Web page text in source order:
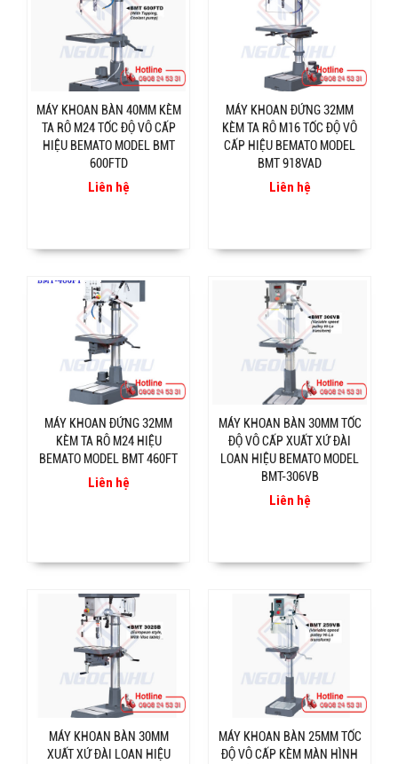
MÁY KHOAN BÀN 40MM KÈM
TA RÔ M24 TỐC ĐỘ VÔ CẤP
HIỆU BEMATO MODEL BMT
600FTD
Liên hệ
MÁY KHOAN ĐỨNG 32MM
KÈM TA RÔ M16 TỐC ĐỘ VÔ
CẤP HIỆU BEMATO MODEL
BMT 918VAD
Liên hệ
MÁY KHOAN ĐỨNG 32MM
KÈM TA RÔ M24 HIỆU
BEMATO MODEL BMT 460FT
Liên hệ
MÁY KHOAN BÀN 30MM TỐC
ĐỘ VÔ CẤP XUẤT XỨ ĐÀI
LOAN HIỆU BEMATO MODEL
BMT-306VB
Liên hệ
MÁY KHOAN BÀN 30MM
XUẤT XỨ ĐÀI LOAN HIỆU
MÁY KHOAN BÀN 25MM TỐC
ĐỘ VÔ CẤP KÈM MÀN HÌNH